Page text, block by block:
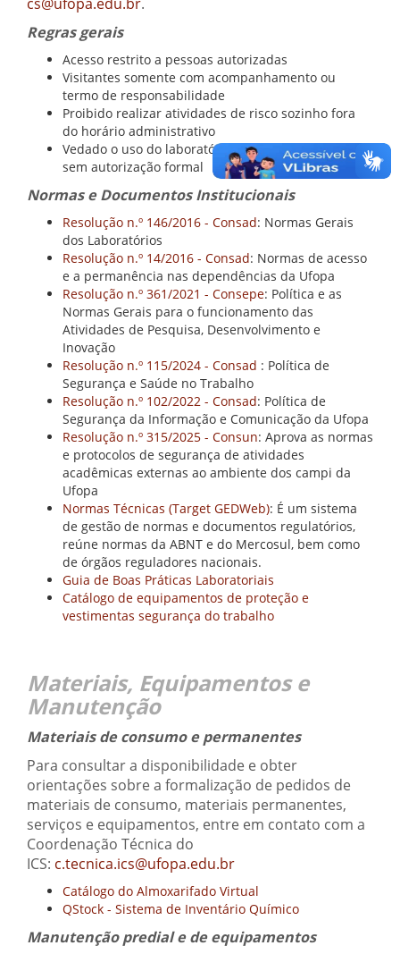
Regras gerais
Acesso restrito a pessoas autorizadas
Visitantes somente com acompanhamento ou
termo de responsabilidade
Proibido realizar atividades de risco sozinho fora
do horário administrativo
Vedado o uso do laboratório para fins lucrativos
sem autorização formal
Normas e Documentos Institucionais
Resolução n.º 146/2016 - Consad: Normas Gerais
dos Laboratórios
Resolução n.º 14/2016 - Consad: Normas de acesso
e a permanência nas dependências da Ufopa
Resolução n.º 361/2021 - Consepe: Política e as
Normas Gerais para o funcionamento das
Atividades de Pesquisa, Desenvolvimento e
Inovação
Resolução n.º 115/2024 - Consad : Política de
Segurança e Saúde no Trabalho
Resolução n.º 102/2022 - Consad: Política de
Segurança da Informação e Comunicação da Ufopa
Resolução n.º 315/2025 - Consun: Aprova as normas
e protocolos de segurança de atividades
acadêmicas externas ao ambiente dos campi da
Ufopa
Normas Técnicas (Target GEDWeb): É um sistema
de gestão de normas e documentos regulatórios,
reúne normas da ABNT e do Mercosul, bem como
de órgãos reguladores nacionais.
Guia de Boas Práticas Laboratoriais
Catálogo de equipamentos de proteção e
vestimentas segurança do trabalho
Materiais, Equipamentos e
Manutenção
Materiais de consumo e permanentes
Para consultar a disponibilidade e obter
orientações sobre a formalização de pedidos de
materiais de consumo, materiais permanentes,
serviços e equipamentos, entre em contato com a
Coordenação Técnica do
ICS: c.tecnica.ics@ufopa.edu.br
Catálogo do Almoxarifado Virtual
QStock - Sistema de Inventário Químico
Manutenção predial e de equipamentos